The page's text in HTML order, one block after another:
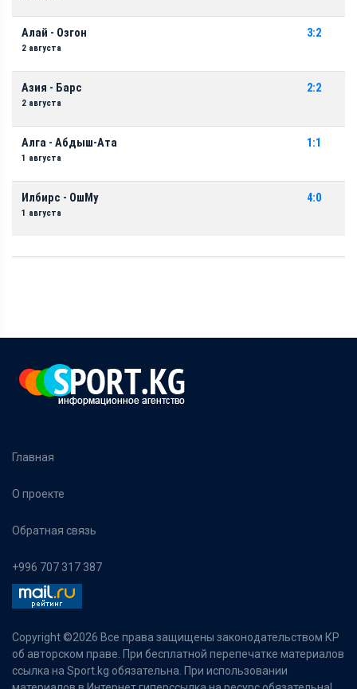
Алай - Озгон
2 августа
3:2
Азия - Барс
2 августа
2:2
Алга - Абдыш-Ата
1 августа
1:1
Илбирс - ОшМу
1 августа
4:0
Главная
О проекте
Обратная связь
+996 707 317 387
Copyright ©2026 Все права защищены законодательством КР
об авторском праве. При бесплатной перепечатке материалов
ссылка на Sport.kg обязательна. При использовании